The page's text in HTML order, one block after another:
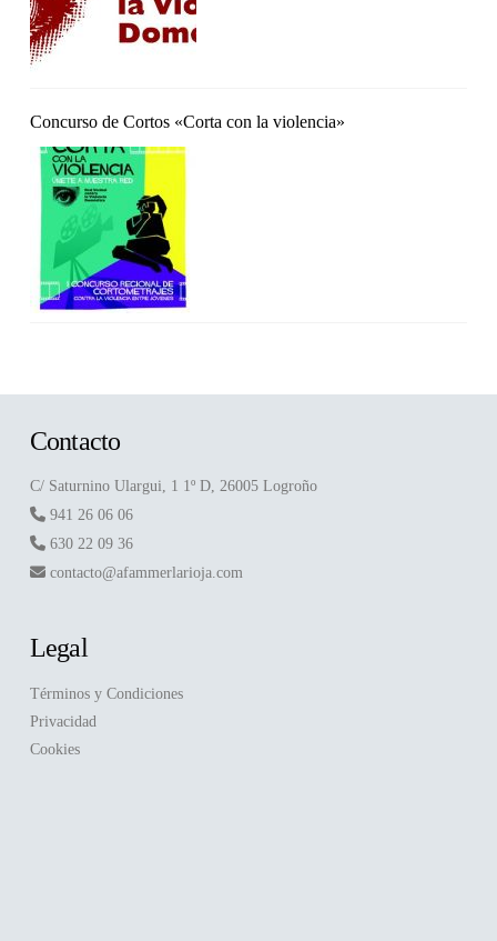
Concurso de Cortos «Corta con la violencia»
Contacto
C/ Saturnino Ulargui, 1 1º D, 26005 Logroño
941 26 06 06
630 22 09 36
contacto@afammerlarioja.com
Legal
Términos y Condiciones
Privacidad
Cookies